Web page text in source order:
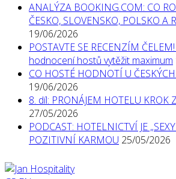
ANALÝZA BOOKING.COM: CO
ČESKO, SLOVENSKO, POLSKO A
19/06/2026
POSTAVTE SE RECENZÍM
hodnocení hostů vytěžit maximum
CO HOSTÉ HODNOTÍ U
19/06/2026
8. díl: PRONÁJEM HOTELU KROK
27/05/2026
PODCAST: HOTELNICTVÍ JE
POZITIVNÍ KARMOU 25/05/2026